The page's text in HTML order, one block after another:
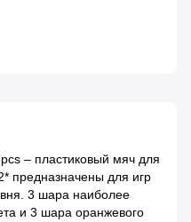
– пластиковый мяч для
предназначены для игр
3 шара наиболее
и 3 шара оранжевого